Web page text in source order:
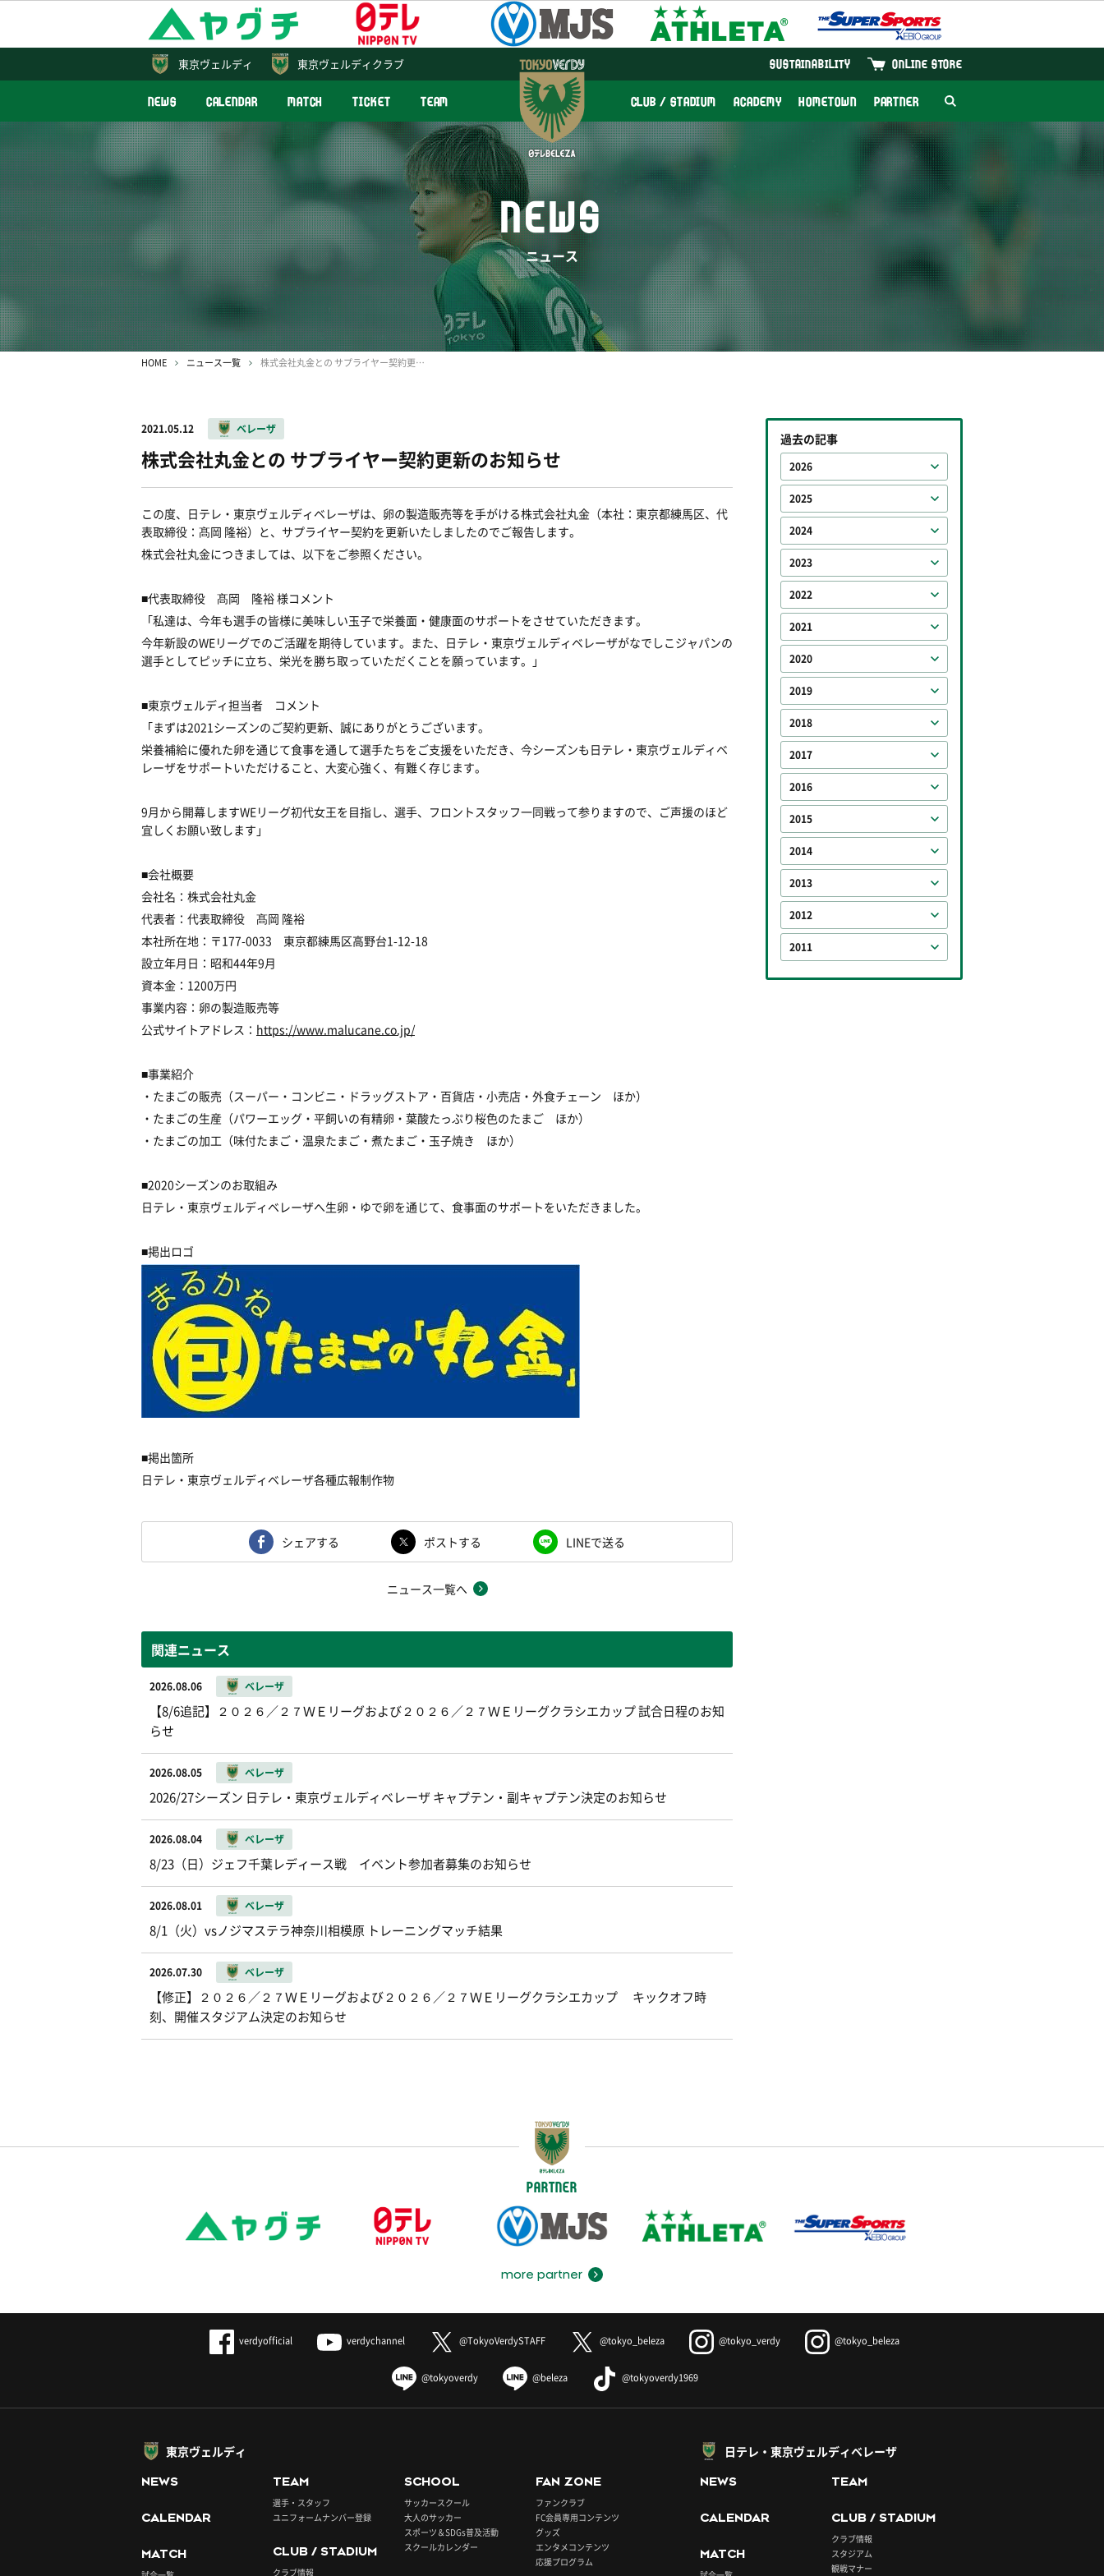
東京ヴェルディクラブ ONLINE STORE
SUSTAINABILITY
NEWS CALENDAR MATCH TICKET TEAM CLUB / STADIUM ACADEMY HOMETOWN PARTNER
東京ヴェルディ
NEWS
ニュース
HOME ニュース一覧 株式会社丸金との サプライヤー契約更新のお知らせ
2021.05.12 ベレーザ
株式会社丸金との サプライヤー契約更新のお知らせ
この度、日テレ・東京ヴェルディベレーザは、卵の製造販売等を手がける株式会社丸金（本社：東京都練馬区、代
表取締役：髙岡 隆裕）と、サプライヤー契約を更新いたしましたのでご報告します。
株式会社丸金につきましては、以下をご参照ください。
■代表取締役 髙岡 隆裕 様コメント
「私達は、今年も選手の皆様に美味しい玉子で栄養面・健康面のサポートをさせていただきます。
今年新設のWEリーグでのご活躍を期待しています。また、日テレ・東京ヴェルディベレーザがなでしこジャパンの
選手としてピッチに立ち、栄光を勝ち取っていただくことを願っています。」
■東京ヴェルディ担当者 コメント
「まずは2021シーズンのご契約更新、誠にありがとうございます。
栄養補給に優れた卵を通じて食事を通して選手たちをご支援をいただき、今シーズンも日テレ・東京ヴェルディベ
レーザをサポートいただけること、大変心強く、有難く存じます。
9月から開幕しますWEリーグ初代女王を目指し、選手、フロントスタッフ一同戦って参りますので、ご声援のほど
宜しくお願い致します」
■会社概要
会社名：株式会社丸金
代表者：代表取締役 髙岡 隆裕
本社所在地：〒177-0033 東京都練馬区高野台1-12-18
設立年月日：昭和44年9月
資本金：1200万円
事業内容：卵の製造販売等
公式サイトアドレス： https://www.malucane.co.jp/
■事業紹介
・たまごの販売（スーパー・コンビニ・ドラッグストア・百貨店・小売店・外食チェーン ほか）
・たまごの生産（パワーエッグ・平飼いの有精卵・葉酸たっぷり桜色のたまご ほか）
・たまごの加工（味付たまご・温泉たまご・煮たまご・玉子焼き ほか）
■2020シーズンのお取組み
日テレ・東京ヴェルディベレーザへ生卵・ゆで卵を通じて、食事面のサポートをいただきました。
■掲出ロゴ
■掲出箇所
日テレ・東京ヴェルディベレーザ各種広報制作物
シェアする ポストする LINEで送る
ニュース一覧へ
関連ニュース
2026.08.06 ベレーザ
【8/6追記】２０２６／２７ＷＥリーグおよび２０２６／２７ＷＥリーグクラシエカップ 試合日程のお知
らせ
2026.08.05 ベレーザ
2026/27シーズン 日テレ・東京ヴェルディベレーザ キャプテン・副キャプテン決定のお知らせ
2026.08.04 ベレーザ
8/23（日）ジェフ千葉レディース戦 イベント参加者募集のお知らせ
2026.08.01 ベレーザ
8/1（火）vsノジマステラ神奈川相模原 トレーニングマッチ結果
2026.07.30 ベレーザ
【修正】２０２６／２７ＷＥリーグおよび２０２６／２７ＷＥリーグクラシエカップ キックオフ時
刻、開催スタジアム決定のお知らせ
過去の記事
2026
2025
2024
2023
2022
2021
2020
2019
2018
2017
2016
2015
2014
2013
2012
2011
PARTNER
more partner
verdyofficial verdychannel @TokyoVerdySTAFF @tokyo_beleza @tokyo_verdy @tokyo_beleza
@tokyoverdy @beleza @tokyoverdy1969
東京ヴェルディ
NEWS
CALENDAR
MATCH
TEAM
選手・スタッフ
ユニフォームナンバー登録
CLUB / STADIUM
クラブ情報
SCHOOL
サッカースクール
大人のサッカー
スポーツ＆SDGs普及活動
スクールカレンダー
FAN ZONE
ファンクラブ
FC会員専用コンテンツ
グッズ
エンタメコンテンツ
応援プログラム
日テレ・東京ヴェルディベレーザ
NEWS
CALENDAR
MATCH
TEAM
CLUB / STADIUM
クラブ情報
スタジアム
観戦マナー